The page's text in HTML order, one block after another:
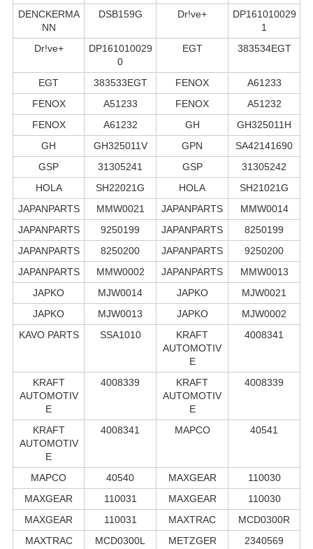
DENCKERMA
NN
DSB159G Dr!ve+
DP161010029
1
Dr!ve+
DP161010029
0
EGT 383534EGT
EGT 383533EGT FENOX
A61233
FENOX
A51233 FENOX
A51232
FENOX
A61232 GH
GH325011H
GH
GH325011V GPN
SA42141690
GSP
31305241 GSP
31305242
HOLA
SH22021G HOLA
SH21021G
JAPANPARTS
MMW0021 JAPANPARTS
MMW0014
JAPANPARTS
9250199 JAPANPARTS
8250199
JAPANPARTS
8250200 JAPANPARTS
9250200
JAPANPARTS
MMW0002 JAPANPARTS
MMW0013
JAPKO
MJW0014 JAPKO
MJW0021
JAPKO
MJW0013 JAPKO
MJW0002
KAVO PARTS
SSA1010
KRAFT
AUTOMOTIV
E
4008341
KRAFT
AUTOMOTIV
E
4008339
KRAFT
AUTOMOTIV
E
4008339
KRAFT
AUTOMOTIV
E
4008341 MAPCO 40541
MAPCO 40540 MAXGEAR
110030
MAXGEAR
110031 MAXGEAR
110030
MAXGEAR
110031 MAXTRAC
MCD0300R
MAXTRAC
MCD0300L METZGER
2340569